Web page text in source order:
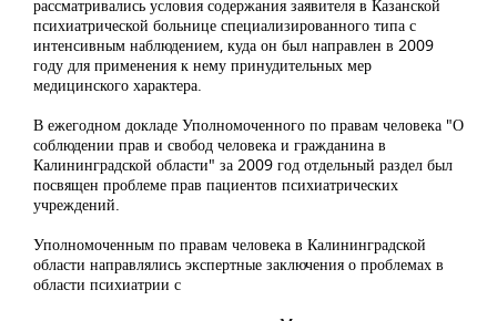
рассматривались условия содержания заявителя в Казанской
психиатрической больнице специализированного типа с
интенсивным наблюдением, куда он был направлен в 2009
году для применения к нему принудительных мер
медицинского характера.
В ежегодном докладе Уполномоченного по правам человека "О
соблюдении прав и свобод человека и гражданина в
Калининградской области" за 2009 год отдельный раздел был
посвящен проблеме прав пациентов психиатрических
учреждений.
Уполномоченным по правам человека в Калининградской
области направлялись экспертные заключения о проблемах в
области психиатрии с